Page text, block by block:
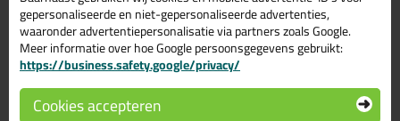
Irion MAG-30 Vario
dubbele kitspuit
Voor het verspuiten van
enkele én dubbele kokers
gepersonaliseerde en niet-gepersonaliseerde advertenties,
waaronder advertentiepersonalisatie via partners zoals Google.
Meer informatie over hoe Google persoonsgegevens gebruikt:
https://business.safety.google/privacy/
Cookies accepteren